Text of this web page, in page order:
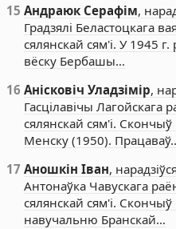
15 Андраюк Серафім,
Градзялі Беластоцкага
сялянскай сям'і. У 1945
вёску Бербашы…
16 Анісковіч Уладзімір,
Гасцілавічы Лагойскага
сялянскай сям'і.
Менску (1950).
17 Аношкін Іван,
Антонаўка Чавускага
сялянскай сям'і.
навучальню Бранскай…